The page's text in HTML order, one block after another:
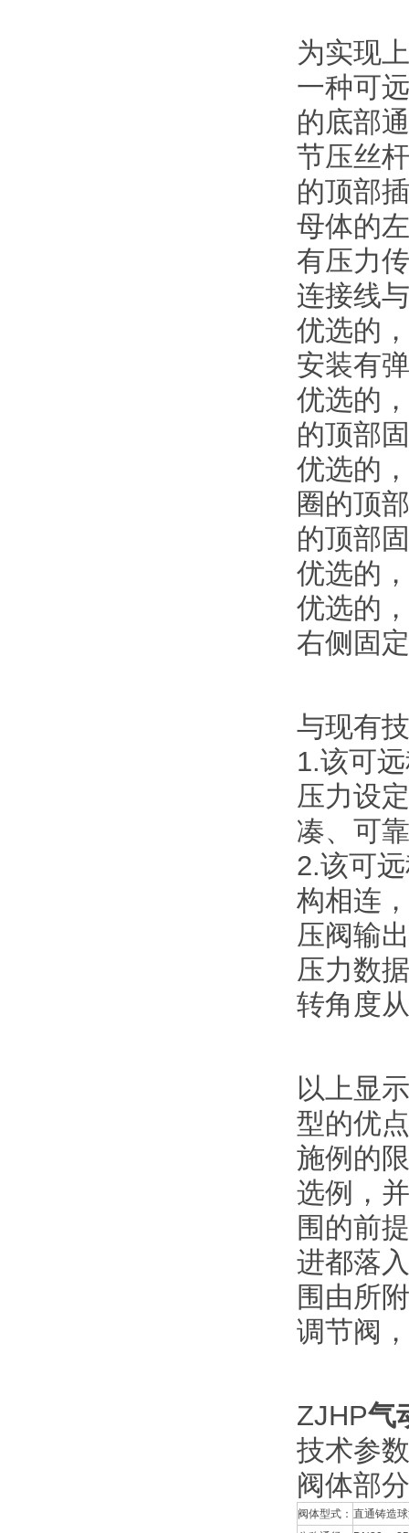
为实现
一种可
的底部
节压丝
的顶部
母体的
有压力
连接线
优选的
安装有
优选的
的顶部
优选的
圈的顶
的顶部
优选的
优选的
右侧固
与现有
1.该可
压力设
凑、可
2.该可
构相连
压阀输
压力数
转角度
以上显
型的优
施例的
选例，
围的前
进都落
围由所
调节阀
ZJHP气
技术参
阀体部
阀体型式： 直通铸造